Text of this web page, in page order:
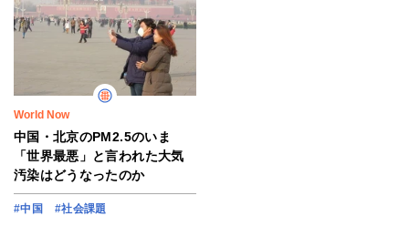
World Now
中国・北京のPM2.5のいま
「世界最悪」と言われた大気
汚染はどうなったのか
#中国 #社会課題